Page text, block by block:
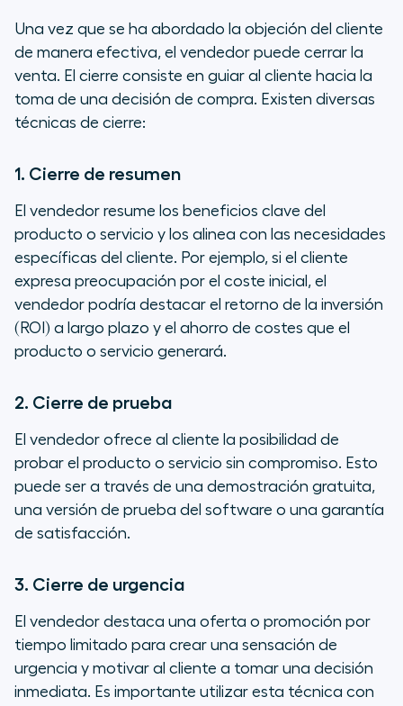
Una vez que se ha abordado la objeción del cliente
de manera efectiva, el vendedor puede cerrar la
venta. El cierre consiste en guiar al cliente hacia la
toma de una decisión de compra. Existen diversas
técnicas de cierre:
1. Cierre de resumen
El vendedor resume los beneficios clave del
producto o servicio y los alinea con las necesidades
específicas del cliente. Por ejemplo, si el cliente
expresa preocupación por el coste inicial, el
vendedor podría destacar el retorno de la inversión
(ROI) a largo plazo y el ahorro de costes que el
producto o servicio generará.
2. Cierre de prueba
El vendedor ofrece al cliente la posibilidad de
probar el producto o servicio sin compromiso. Esto
puede ser a través de una demostración gratuita,
una versión de prueba del software o una garantía
de satisfacción.
3. Cierre de urgencia
El vendedor destaca una oferta o promoción por
tiempo limitado para crear una sensación de
urgencia y motivar al cliente a tomar una decisión
inmediata. Es importante utilizar esta técnica con